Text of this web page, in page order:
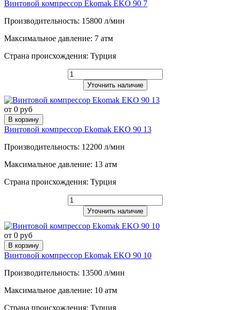
Винтовой компрессор Ekomak EKO 90 7
Производительность: 15800 л/мин
Максимальное давление: 7 атм
Страна происхождения: Турция
Уточнить наличие
от 0 руб
В корзину
Винтовой компрессор Ekomak EKO 90 13
Производительность: 12200 л/мин
Максимальное давление: 13 атм
Страна происхождения: Турция
Уточнить наличие
от 0 руб
В корзину
Винтовой компрессор Ekomak EKO 90 10
Производительность: 13500 л/мин
Максимальное давление: 10 атм
Страна происхождения: Турция